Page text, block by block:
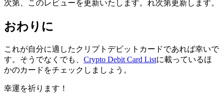
次第、このレビューを更新いたします。れ次第更新します。
おわりに
これが自分に適したクリプトデビットカードであれば幸いで
す。そうでなくでも、 Crypto Debit Card Listに載っているほ
かのカードをチェックしましょう。
幸運を祈ります！